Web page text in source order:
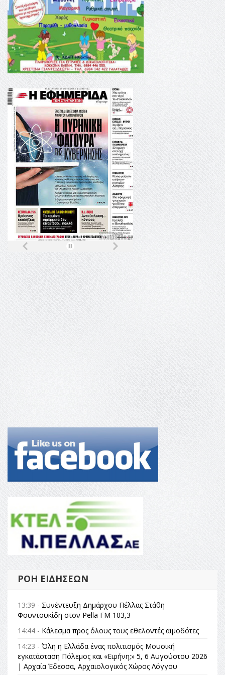
ΡΟΉ ΕΙΔΉΣΕΩΝ
13:39 - Συνέντευξη Δημάρχου Πέλλας Στάθη
Φουντουκίδη στον Pella FM 103,3
14:44 - Κάλεσμα προς όλους τους εθελοντές αιμοδότες
14:23 - Όλη η Ελλάδα ένας πολιτισμός Μουσική
εγκατάσταση Πόλεμος και «Ειρήνη;» 5, 6 Αυγούστου 2026
| Αρχαία Έδεσσα, Αρχαιολογικός Χώρος Λόγγου